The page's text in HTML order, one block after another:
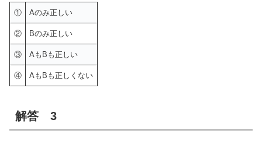
① Aのみ正しい
② Bのみ正しい
③ AもBも正しい
④ AもBも正しくない
解答 3